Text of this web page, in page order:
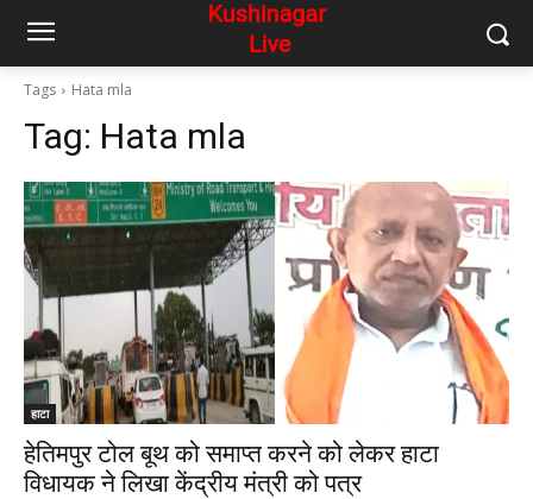
Tags Hata mla
Tag: Hata mla
हाटा
हेतिमपुर टोल बूथ को समाप्त करने को लेकर हाटा
विधायक ने लिखा केंद्रीय मंत्री को पत्र